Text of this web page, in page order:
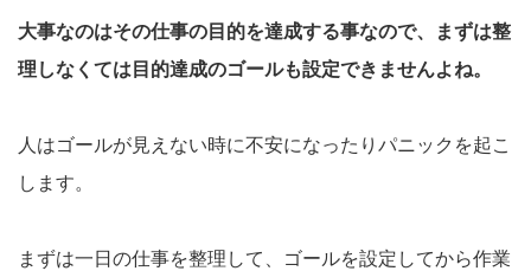
大事なのはその仕事の目的を達成する事なので、まずは整
理しなくては目的達成のゴールも設定できませんよね。
人はゴールが見えない時に不安になったりパニックを起こ
します。
まずは一日の仕事を整理して、ゴールを設定してから作業